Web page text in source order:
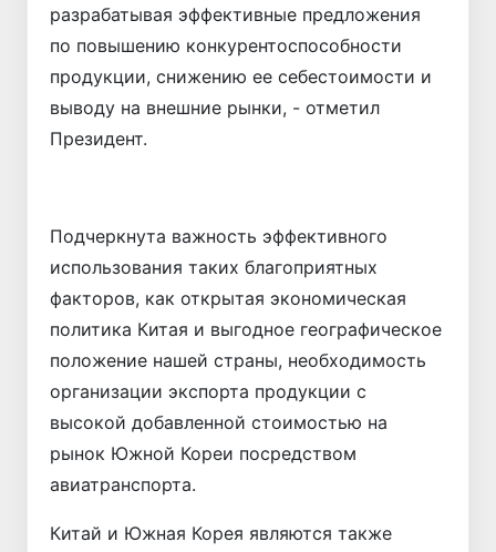
разрабатывая эффективные предложения
по повышению конкурентоспособности
продукции, снижению ее себестоимости и
выводу на внешние рынки, - отметил
Президент.
Подчеркнута важность эффективного
использования таких благоприятных
факторов, как открытая экономическая
политика Китая и выгодное географическое
положение нашей страны, необходимость
организации экспорта продукции с
высокой добавленной стоимостью на
рынок Южной Кореи посредством
авиатранспорта.
Китай и Южная Корея являются также